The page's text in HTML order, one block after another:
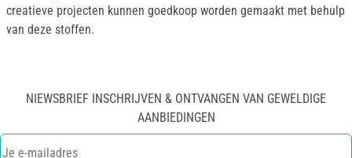
creatieve projecten kunnen goedkoop worden gemaakt met behulp
van deze stoffen.
NIEWSBRIEF INSCHRIJVEN & ONTVANGEN VAN GEWELDIGE
AANBIEDINGEN